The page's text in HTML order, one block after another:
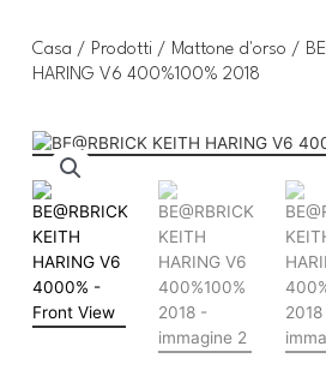
Casa / Prodotti / Mattone d'orso /
HARING V6 400%100% 2018